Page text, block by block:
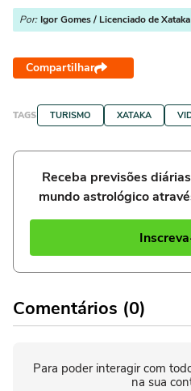
Por: Igor Gomes / Licenciado de Xataka
Compartilhar
TAGS TURISMO XATAKA
Receba previsões
mundo astrológico
Comentários (0)
Para poder interagir com
na sua